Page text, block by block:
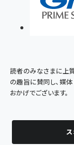
読者のみなさまに上
の趣旨に賛同し、媒
おかげでございます。